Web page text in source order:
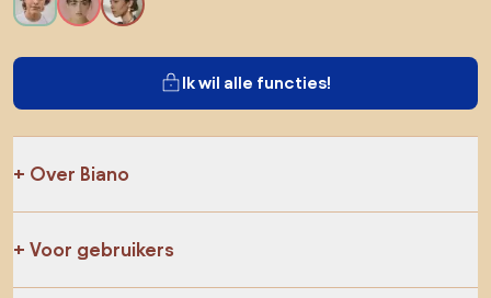
Ik wil alle functies!
Over Biano
Voor gebruikers